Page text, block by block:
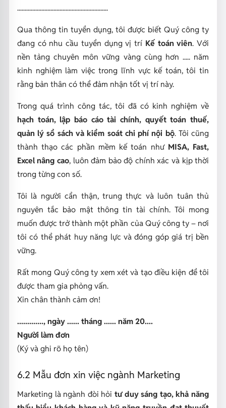
............................................................
Qua thông tin tuyển dụng, tôi được biết Quý công ty
đang có nhu cầu tuyển dụng vị trí Kế toán viên. Với
nền tảng chuyên môn vững vàng cùng hơn ..... năm
kinh nghiệm làm việc trong lĩnh vực kế toán, tôi tin
rằng bản thân có thể đảm nhận tốt vị trí này.
Trong quá trình công tác, tôi đã có kinh nghiệm về
hạch toán, lập báo cáo tài chính, quyết toán thuế,
quản lý sổ sách và kiểm soát chi phí nội bộ. Tôi cũng
thành thạo các phần mềm kế toán như MISA, Fast,
Excel nâng cao, luôn đảm bảo độ chính xác và kịp thời
trong từng con số.
Tôi là người cẩn thận, trung thực và luôn tuân thủ
nguyên tắc bảo mật thông tin tài chính. Tôi mong
muốn được trở thành một phần của Quý công ty – nơi
tôi có thể phát huy năng lực và đóng góp giá trị bền
vững.
Rất mong Quý công ty xem xét và tạo điều kiện để tôi
được tham gia phỏng vấn.
Xin chân thành cảm ơn!
............., ngày ...... tháng ...... năm 20....
Người làm đơn
(Ký và ghi rõ họ tên)
6.2 Mẫu đơn xin việc ngành Marketing
Marketing là ngành đòi hỏi tư duy sáng tạo, khả năng